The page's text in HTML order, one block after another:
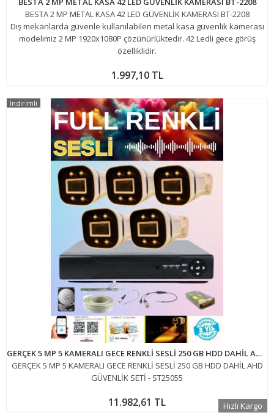
BESTA 2 MP METAL KASA 42 LED GÜVENLİK KAMERASI BT-2208
Dış mekanlarda güvenle kullanılabilen metal kasa güvenlik kamerası
modelimiz 2 MP 1920x1080P çözünürlüktedir. 42 Ledli gece görüş
özelliklidir.
1.997,10 TL
GERÇEK 5 MP 5 KAMERALI GECE RENKLİ SESLİ 250 GB HDD DAHİL AHD GÜVENLİK SETİ - ST25055
GERÇEK 5 MP 5 KAMERALI GECE RENKLİ SESLİ 250 GB HDD DAHİL AHD
GÜVENLİK SETİ - ST25055
11.982,61 TL
İndirimli
Hızlı Kargo